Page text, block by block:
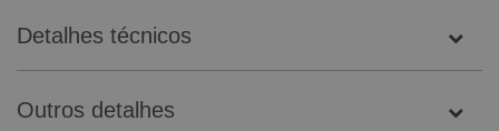
Detalhes técnicos
Outros detalhes